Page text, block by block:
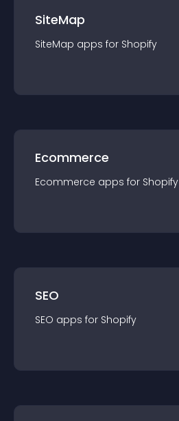
SiteMap
SiteMap apps for Shopify
Ecommerce
Ecommerce apps for Shopify
SEO
SEO apps for Shopify